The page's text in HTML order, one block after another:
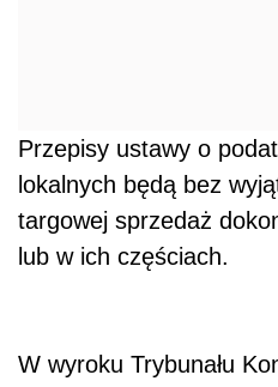
Przepisy ustawy o
lokalnych będą bez
targowej sprzedaż
lub w ich częściach.
W wyroku Trybunału